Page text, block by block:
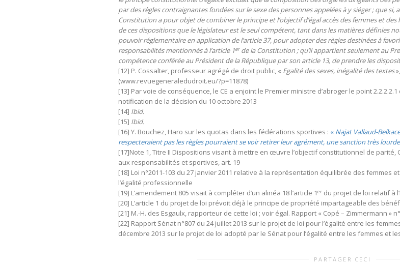
par des règles contraignantes fondées sur le sexe des personnes appelées à y siéger ; que si,
Constitution a pour objet de combiner le principe et l’objectif d’égal accès des femmes et
de ces dispositions que le législateur est le seul compétent, tant dans les matières définies
pouvoir réglementaire en application de l’article 37, pour adopter des règles destinées à
responsabilités mentionnés à l’article 1erde la Constitution ; qu’il appartient seulement au
compétence conférée au Président de la République par son article 13, de prendre les
[12] P. Cossalter, professeur agrégé de droit public, « Egalité des sexes, inégalité des textes
(www.revuegeneraledudroit.eu/?p=11878)
[13] Par voie de conséquence, le CE a enjoint le Premier ministre d’abroger le point
notification de la décision du 10 octobre 2013
[14] Ibid.
[15] Ibid.
[16] Y. Bouchez, Haro sur les quotas dans les fédérations sportives : « Najat Vallaud-
respecteraient pas les règles pourraient se voir retirer leur agrément, une sanction très
[17]Note 1, Titre II Dispositions visant à mettre en œuvre l’objectif constitutionnel de
aux responsabilités et sportives, art. 19
[18] Loi n°2011-103 du 27 janvier 2011 relative à la représentation équilibrée des femmes
l’égalité professionnelle
[19] L’amendement 805 visait à compléter d’un alinéa 18 l’article 1er du projet de loi relatif à
[20] L’article 1 du projet de loi prévoit déjà le principe de propriété impartageable des
[21] M.-H. des Esgaulx, rapporteur de cette loi ; voir égal. Rapport « Copé – Zimmermann »
[22] Rapport Sénat n°807 du 24 juillet 2013 sur le projet de loi pour l’égalité entre les
décembre 2013 sur le projet de loi adopté par le Sénat pour l’égalité entre les femmes et
PARTAGER CECI